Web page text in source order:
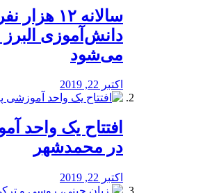
️سالانه ۱۲
دانش‌آموزی البرز
می‌شود
اکتبر 22, 2019
افتتاح یک واحد
در محمدشهر
اکتبر 22, 2019